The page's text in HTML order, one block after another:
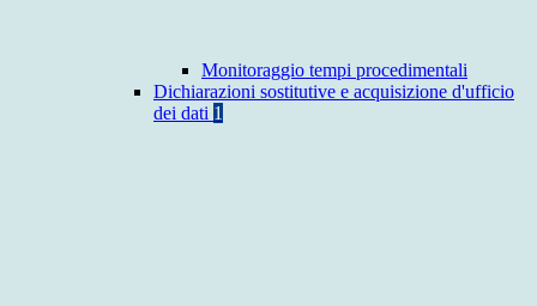
Monitoraggio tempi procedimentali
Dichiarazioni sostitutive e acquisizione d'ufficio
dei dati 1